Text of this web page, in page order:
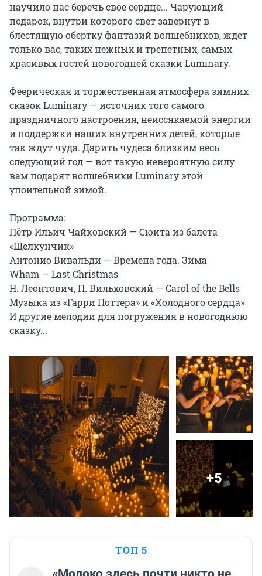
научило нас беречь свое сердце... Чарующий
подарок, внутри которого свет завернут в
блестящую обертку фантазий волшебников, ждет
только вас, таких нежных и трепетных, самых
красивых гостей новогодней сказки Luminary.
Феерическая и торжественная атмосфера зимних
сказок Luminary — источник того самого
праздничного настроения, неиссякаемой энергии
и поддержки наших внутренних детей, которые
так ждут чуда. Дарить чудеса близким весь
следующий год — вот такую невероятную силу
вам подарят волшебники Luminary этой
упоительной зимой.
Программа:
Пётр Ильич Чайковский — Сюита из балета
«Щелкунчик»
Антонио Вивальди — Времена года. Зима
Wham — Last Christmas
Н. Леонтович, П. Вильховский — Carol of the Bells
Музыка из «Гарри Поттера» и «Холодного сердца»
И другие мелодии для погружения в новогоднюю
сказку...
+5
ТОП 5